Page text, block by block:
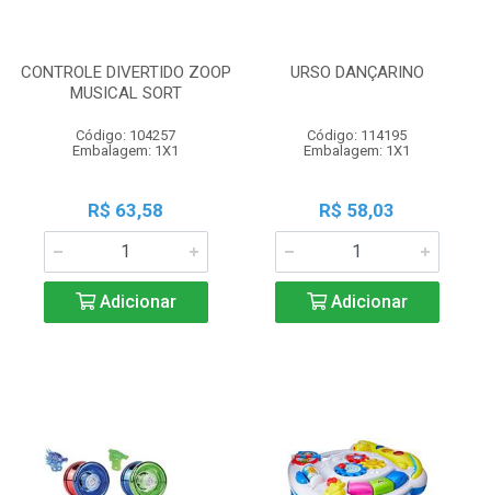
CONTROLE DIVERTIDO ZOOP
MUSICAL SORT
Código: 104257
Embalagem: 1X1
R$ 63,58
Adicionar
URSO DANÇARINO
Código: 114195
Embalagem: 1X1
R$ 58,03
Adicionar